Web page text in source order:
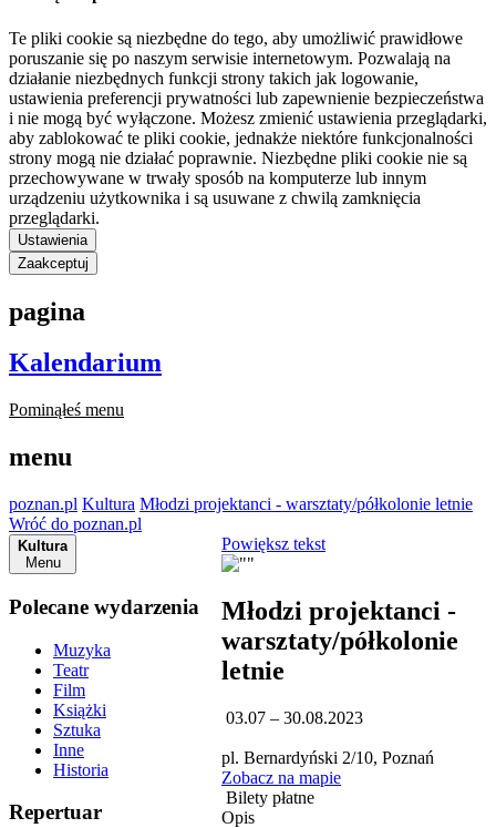
Te pliki cookie są niezbędne do tego, aby umożliwić prawidłowe
poruszanie się po naszym serwisie internetowym. Pozwalają na
działanie niezbędnych funkcji strony takich jak logowanie,
ustawienia preferencji prywatności lub zapewnienie bezpieczeństwa
i nie mogą być wyłączone. Możesz zmienić ustawienia przeglądarki,
aby zablokować te pliki cookie, jednakże niektóre funkcjonalności
strony mogą nie działać poprawnie. Niezbędne pliki cookie nie są
przechowywane w trwały sposób na komputerze lub innym
urządzeniu użytkownika i są usuwane z chwilą zamknięcia
przeglądarki.
Ustawienia
Zaakceptuj
pagina
Kalendarium
Pominąłeś menu
menu
poznan.pl Kultura Młodzi projektanci - warsztaty/półkolonie letnie
Wróć do poznan.pl
Kultura
Menu
Polecane wydarzenia
Muzyka
Teatr
Film
Książki
Sztuka
Inne
Historia
Repertuar
Powiększ tekst
Młodzi projektanci -
warsztaty/półkolonie
letnie
03.07 – 30.08.2023
pl. Bernardyński 2/10, Poznań
Zobacz na mapie
Bilety płatne
Opis